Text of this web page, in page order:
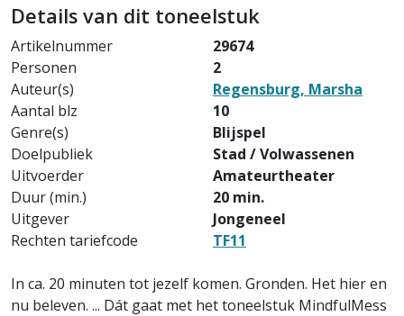
Details van dit toneelstuk
Artikelnummer
29674
Personen
2
Auteur(s)
Regensburg, Marsha
Aantal blz
10
Genre(s)
Blijspel
Doelpubliek
Stad / Volwassenen
Uitvoerder
Amateurtheater
Duur (min.)
20 min.
Uitgever
Jongeneel
Rechten tariefcode
TF11
In ca. 20 minuten tot jezelf komen. Gronden. Het hier en
nu beleven. ... Dát gaat met het toneelstuk MindfulMess